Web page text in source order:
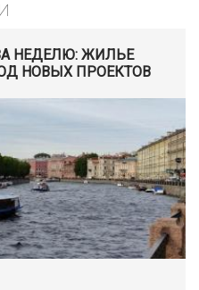
НЕДЕЛЮ: ЖИЛЬЕ
НОВЫХ ПРОЕКТОВ